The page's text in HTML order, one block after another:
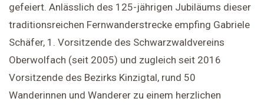
gefeiert. Anlässlich des 125-jährigen Jubiläums dieser
traditionsreichen Fernwanderstrecke empfing Gabriele
Schäfer, 1. Vorsitzende des Schwarzwaldvereins
Oberwolfach (seit 2005) und zugleich seit 2016
Vorsitzende des Bezirks Kinzigtal, rund 50
Wanderinnen und Wanderer zu einem herzlichen